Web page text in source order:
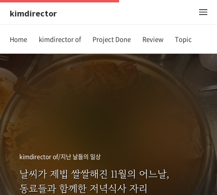
kimdirector
Home kimdirector of Project Done Review Topic
kimdirector of/지난 날들의 일상
날씨가 제법 쌀쌀해진 11월의 어느날,
동료들과 함께한 저녁식사 자리